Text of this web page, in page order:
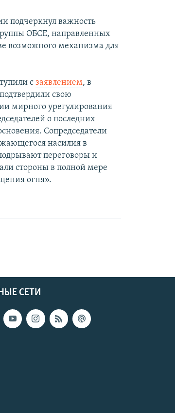
подчеркнул важность
ОБСЕ, направленных
возможного механизма для
сзаявлением, в
свою
мирного урегулирования
о последних
Сопредседатели
насилия в
переговоры и
стороны в полной мере
огня».
СЕТИ